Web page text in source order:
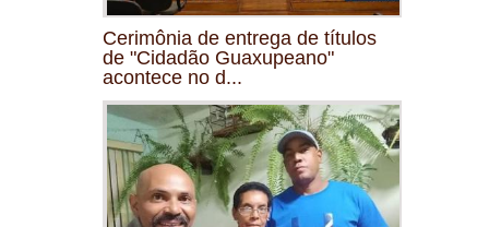
Cerimônia de entrega de títulos
de "Cidadão Guaxupeano"
acontece no d...